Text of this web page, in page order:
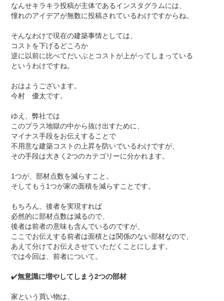
なんせキラキラ投稿が主体であるインスタグラムには、
憧れのアイデアが無数に投稿されているわけですからね。
そんなわけで現在の建築事情としては、
コストを下げるどころか
逆に以前に比べてだいぶとコストが上がってしまっている
というわけですね。
おはようございます。
今村 優太です。
ゆえ、弊社では
このプラス地獄の中から抜け出すために、
マイナス手段をお伝えすることで
不用意な建築コストの上昇を防いでいるわけですが、
その手段は大きく 2つのカテゴリーに分かれます。
1つが、部材点数を減らすこと。
そしてもう 1つが家の面積を減らすことです。
もちろん、後者を実現すれば
必然的に部材点数は減るので、
後者は前者の意味も含んでいるのですが、
ここでお伝えする前者は面積とは関係のない部材なので、
あえて分けてお伝えさせていただくことにします。
では今回は、前者について。
✔️無意識に増やしてしまう2つの部材
家という買い物は、